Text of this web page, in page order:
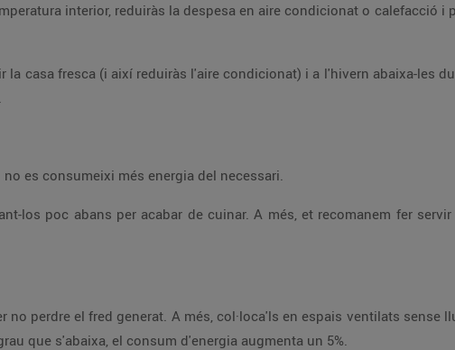
es mantingui i no es consumeixi més energia del necessari.
la temperatura a 5 ºC (nevera) i –18 ºC (congelador). Per cada grau que s'abaixa, el consum d'energia augmenta un 5%.